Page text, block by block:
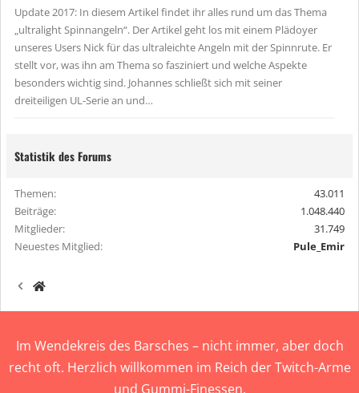
Update 2017: In diesem Artikel findet ihr alles rund um das Thema
„ultralight Spinnangeln“. Der Artikel geht los mit einem Plädoyer
unseres Users Nick für das ultraleichte Angeln mit der Spinnrute. Er
stellt vor, was ihn am Thema so fasziniert und welche Aspekte
besonders wichtig sind. Johannes schließt sich mit seiner
dreiteiligen UL-Serie an und…
Statistik des Forums
Themen
43.011
Beiträge
1.048.440
Mitglieder
31.749
Neuestes Mitglied
Pule_Emir
Im Wendekreis des Barsches – nicht immer, aber doch
recht oft. Herzlich willkommen im Reich der Twitch-Arme
und Gummi-Finessen.